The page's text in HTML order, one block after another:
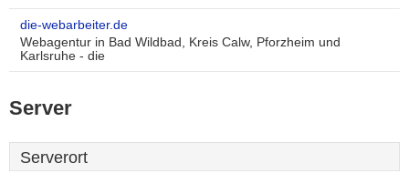
die-webarbeiter.de
Webagentur in Bad Wildbad, Kreis Calw, Pforzheim und
Karlsruhe - die
Server
Serverort